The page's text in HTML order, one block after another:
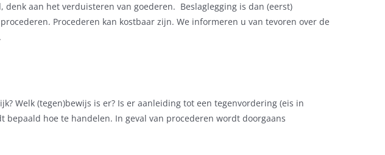
aan het verduisteren van goederen. Beslaglegging is dan (eerst)
Procederen kan kostbaar zijn. We informeren u van tevoren over de
Welk (tegen)bewijs is er? Is er aanleiding tot een tegenvordering (eis in
hoe te handelen. In geval van procederen wordt doorgaans